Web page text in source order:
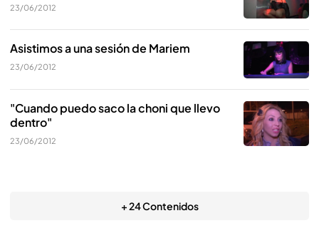
23/06/2012
Asistimos a una sesión de Mariem
23/06/2012
"Cuando puedo saco la choni que llevo
dentro"
23/06/2012
+ 24 Contenidos